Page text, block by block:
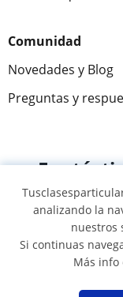
Comunidad
Novedades y Blog
Preguntas y
305883
© 2007 -
Mapa
analizando la
nuestros
Si continuas
Más info